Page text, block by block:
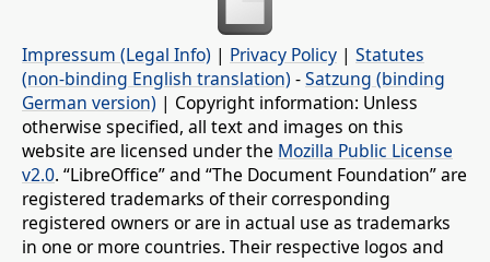
Impressum (Legal Info) | Privacy Policy | Statutes
(non-binding English translation) -Satzung (binding
German version) | Copyright information: Unless
otherwise specified, all text and images on this
website are licensed under the Mozilla Public License
v2.0. “LibreOffice” and “The Document Foundation” are
registered trademarks of their corresponding
registered owners or are in actual use as trademarks
in one or more countries. Their respective logos and